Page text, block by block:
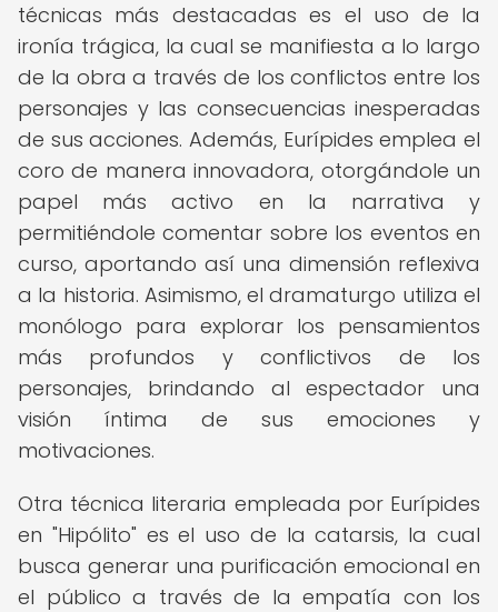
técnicas más destacadas es el uso de la
ironía trágica, la cual se manifiesta a lo largo
de la obra a través de los conflictos entre los
personajes y las consecuencias inesperadas
de sus acciones. Además, Eurípides emplea el
coro de manera innovadora, otorgándole un
papel más activo en la narrativa y
permitiéndole comentar sobre los eventos en
curso, aportando así una dimensión reflexiva
a la historia. Asimismo, el dramaturgo utiliza el
monólogo para explorar los pensamientos
más profundos y conflictivos de los
personajes, brindando al espectador una
visión íntima de sus emociones y
motivaciones.
Otra técnica literaria empleada por Eurípides
en "Hipólito" es el uso de la catarsis, la cual
busca generar una purificación emocional en
el público a través de la empatía con los